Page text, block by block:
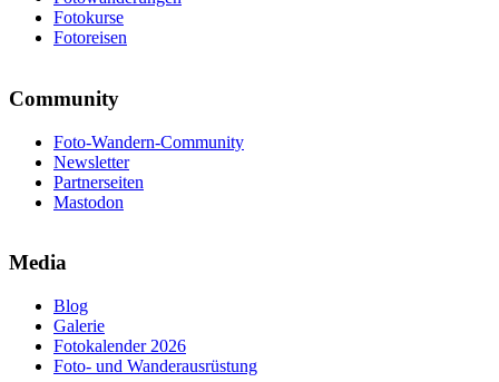
Fotokurse
Fotoreisen
Community
Foto-Wandern-Community
Newsletter
Partnerseiten
Mastodon
Media
Blog
Galerie
Fotokalender 2026
Foto- und Wanderausrüstung